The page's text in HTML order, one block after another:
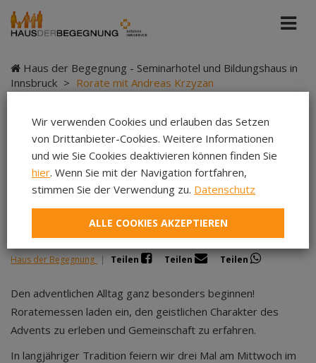
Haus der Begegnung - Seminarhotel und Bildungshaus in
Innsbruck > Rorate mit Andreas Krzyzan
Rorate mit Andreas
Krzyzan
Haus der Begegnung | Teilen Teilen Teilen
Den adventlichen Alltag ganz besonders beginnen!
Roratemessen laden ein, den geistlichen Charakter des
Advents zu erleben und Gemeinschaft zu erfahren.
In langjähriger Tradition feiern wir drei Mal am Mittwoch im
Wir verwenden Cookies und erlauben das Setzen
von Drittanbieter-Cookies. Weitere Informationen
und wie Sie Cookies deaktivieren können finden Sie
hier. Wenn Sie mit der Navigation fortfahren,
stimmen Sie der Verwendung zu. Datenschutz
ALLE COOKIES AKZEPTIEREN